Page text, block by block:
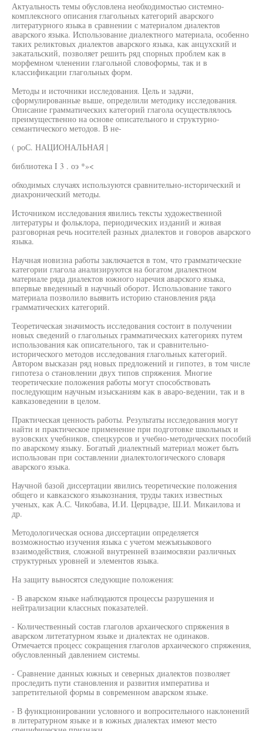
Актуальность темы обусловлена необходимостью системно-
комплексного описания глагольных категорий аварского
литературного языка в сравнении с материалом диалектов
аварского языка. Использование диалектного материала, особенно
таких реликтовых диалектов аварского языка, как анцухский и
закатальский, позволяет решить ряд спорных проблем как в
морфемном членении глагольной словоформы, так и в
классификации глагольных форм.
Методы и источники исследования. Цель и задачи,
сформулированные выше, определили методику исследования.
Описание грамматических категорий глагола осуществлялось
преимущественно на основе описательного и структурно-
семантического методов. В не-
( роС. НАЦИОНАЛЬНАЯ |
библиотека I 3 . оэ *»<
обходимых случаях используются сравнительно-исторический и
диахронический методы.
Источником исследования явились тексты художественной
литературы и фольклора, периодических изданий и живая
разговорная речь носителей разных диалектов и говоров аварского
языка.
Научная новизна работы заключается в том, что грамматические
категории глагола анализируются на богатом диалектном
материале ряда диалектов южного наречия аварского языка,
впервые введенный в научный оборот. Использование такого
материала позволило выявить историю становления ряда
грамматических категорий.
Теоретическая значимость исследования состоит в получении
новых сведений о глагольных грамматических категориях путем
использования как описательного, так и сравнительно-
исторического методов исследования глагольных категорий.
Автором высказан ряд новых предложений и гипотез, в том числе
гипотеза о становлении двух типов спряжения. Многие
теоретические положения работы могут способствовать
последующим научным изысканиям как в аваро-ведении, так и в
кавказоведении в целом.
Практическая ценность работы. Результаты исследования могут
найти и практическое применение при подготовке школьных и
вузовских учебников, спецкурсов и учебно-методических пособий
по аварскому языку. Богатый диалектный материал может быть
использован при составлении диалектологического словаря
аварского языка.
Научной базой диссертации явились теоретические положения
общего и кавказского языкознания, труды таких известных
ученых, как А.С. Чикобава, И.И. Церцвадзе, Ш.И. Микаилова и
др.
Методологическая основа диссертации определяется
возможностью изучения языка с учетом межъязыкового
взаимодействия, сложной внутренней взаимосвязи различных
структурных уровней и элементов языка.
На защиту выносятся следующие положения:
- В аварском языке наблюдаются процессы разрушения и
нейтрализации классных показателей.
- Количественный состав глаголов архаического спряжения в
аварском литетатурном языке и диалектах не одинаков.
Отмечается процесс сокращения глаголов архаического спряжения,
обусловленный давлением системы.
- Сравнение данных южных и северных диалектов позволяет
проследить пути становления и развития императива и
запретительной формы в современном аварском языке.
- В функционировании условного и вопросительного наклонений
в литературном языке и в южных диалектах имеют место